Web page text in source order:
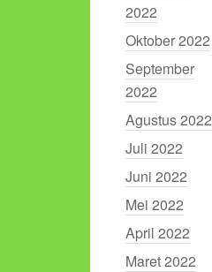
2022
Oktober 2022
September
2022
Agustus 2022
Juli 2022
Juni 2022
Mei 2022
April 2022
Maret 2022